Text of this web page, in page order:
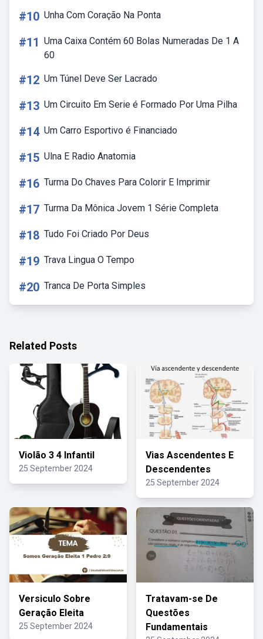
#10 Unha Com Coração Na Ponta
#11 Uma Caixa Contém 60 Bolas Numeradas De 1 A
60
#12 Um Túnel Deve Ser Lacrado
#13 Um Circuito Em Serie é Formado Por Uma Pilha
#14 Um Carro Esportivo é Financiado
#15 Ulna E Radio Anatomia
#16 Turma Do Chaves Para Colorir E Imprimir
#17 Turma Da Mônica Jovem 1 Série Completa
#18 Tudo Foi Criado Por Deus
#19 Trava Lingua O Tempo
#20 Tranca De Porta Simples
Related Posts
Violão 3 4 Infantil
25 September 2024
Vias Ascendentes E
Descendentes
25 September 2024
Versiculo Sobre
Geração Eleita
25 September 2024
Tratavam-se De
Questões
Fundamentais